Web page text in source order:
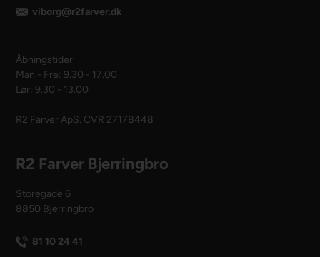
viborg@r2farver.dk
Åbningstider
Man - Fre: 9.30 - 17.00
Lør: 9.30 - 13.00
R2 Farver ApS. CVR 27178448
R2 Farver Bjerringbro
Storegade 6
8850 Bjerringbro
81 10 24 41